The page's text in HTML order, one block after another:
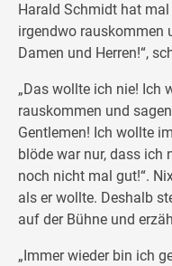
Harald Schmidt hat
irgendwo rauskommen
Damen und Herren!“,
„Das wollte ich nie! Ich
rauskommen und
Gentlemen! Ich wollte
blöde war nur, dass ich
noch nicht mal gut!“.
als er wollte. Deshalb
auf der Bühne und
„Immer wieder bin ich